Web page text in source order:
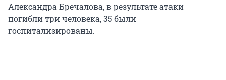
Александра Бречалова, в результате атаки
погибли три человека, 35 были
госпитализированы.